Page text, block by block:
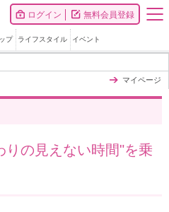
ログイン 無料会員登録
プ ライフスタイル イベント
マイページ
りの見えない時間"を乗